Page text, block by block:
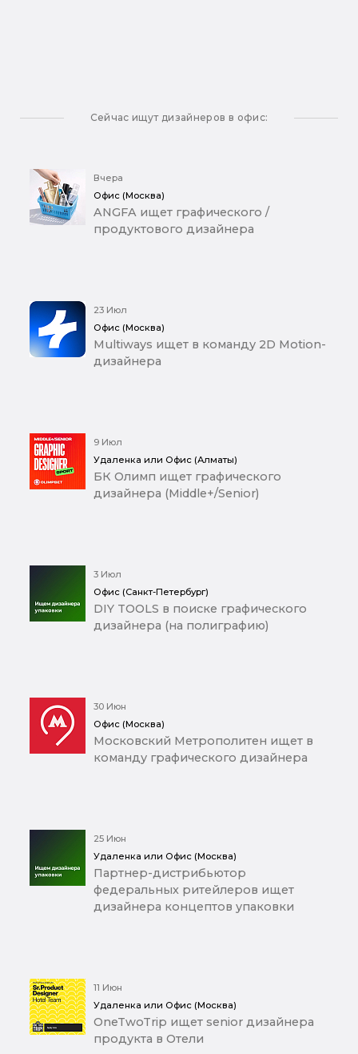
Сейчас ищут дизайнеров в офис:
Вчера
Офис (Москва)
ANGFA ищет графического /
продуктового дизайнера
23 Июл
Офис (Москва)
Multiways ищет в команду 2D Motion-
дизайнера
9 Июл
Удаленка или Офис (Алматы)
БК Олимп ищет графического
дизайнера (Middle+/Senior)
3 Июл
Офис (Санкт-Петербург)
DIY TOOLS в поиске графического
дизайнера (на полиграфию)
30 Июн
Офис (Москва)
Московский Метрополитен ищет в
команду графического дизайнера
25 Июн
Удаленка или Офис (Москва)
Партнер-дистрибьютор
федеральных ритейлеров ищет
дизайнера концептов упаковки
11 Июн
Удаленка или Офис (Москва)
OneTwoTrip ищет senior дизайнера
продукта в Отели